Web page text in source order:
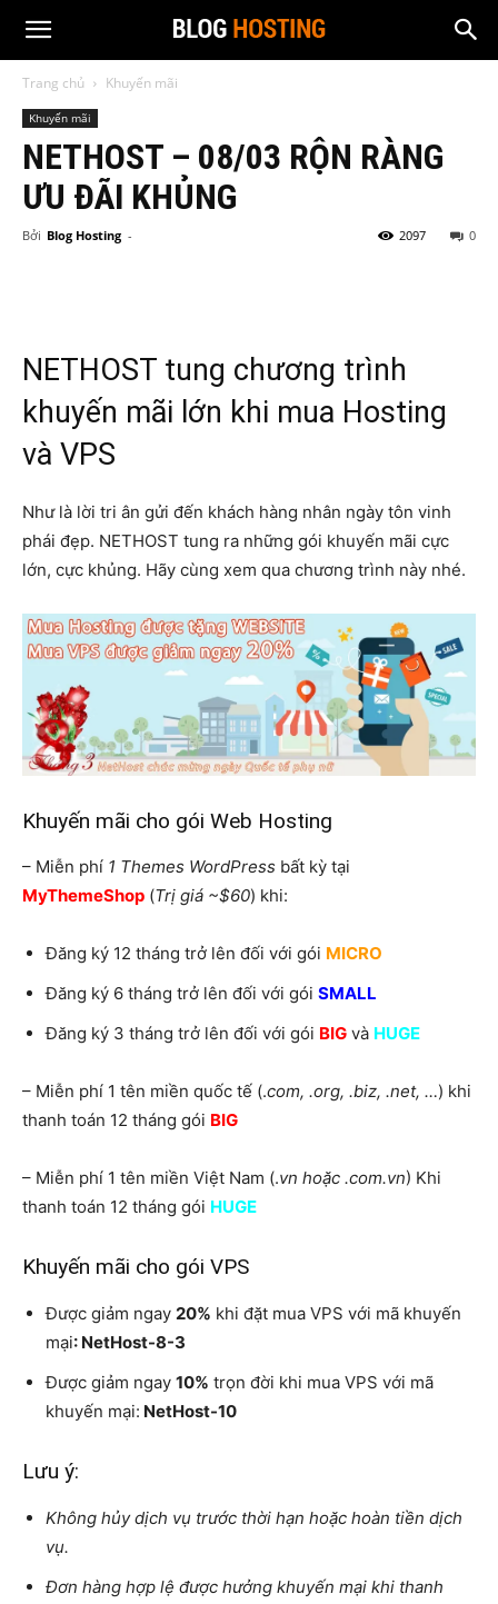
Trang chủ Khuyến mãi
Khuyến mãi
NETHOST – 08/03 RỘN RÀNG
ƯU ĐÃI KHỦNG
Bởi Blog Hosting - 0
2097
NETHOST tung chương trình
khuyến mãi lớn khi mua Hosting
và VPS
Như là lời tri ân gửi đến khách hàng nhân ngày tôn vinh
phái đẹp. NETHOST tung ra những gói khuyến mãi cực
lớn, cực khủng. Hãy cùng xem qua chương trình này nhé.
Khuyến mãi cho gói Web Hosting
– Miễn phí 1 Themes WordPress bất kỳ tại
MyThemeShop (Trị giá ~$60) khi:
Đăng ký 12 tháng trở lên đối với gói MICRO
Đăng ký 6 tháng trở lên đối với gói SMALL
Đăng ký 3 tháng trở lên đối với gói BIG và HUGE
– Miễn phí 1 tên miền quốc tế (.com, .org, .biz, .net, …) khi
thanh toán 12 tháng gói BIG
– Miễn phí 1 tên miền Việt Nam (.vn hoặc .com.vn) Khi
thanh toán 12 tháng gói HUGE
Khuyến mãi cho gói VPS
Được giảm ngay 20% khi đặt mua VPS với mã khuyến
mại: NetHost-8-3
Được giảm ngay 10% trọn đời khi mua VPS với mã
khuyến mại: NetHost-10
Lưu ý:
Không hủy dịch vụ trước thời hạn hoặc hoàn tiền dịch
vụ.
Đơn hàng hợp lệ được hưởng khuyến mại khi thanh